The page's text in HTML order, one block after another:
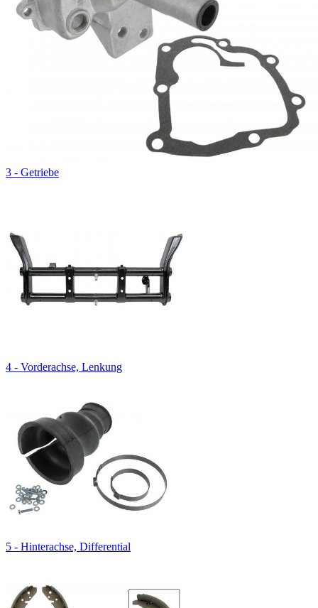
3 - Getriebe
4 - Vorderachse, Lenkung
5 - Hinterachse, Differential